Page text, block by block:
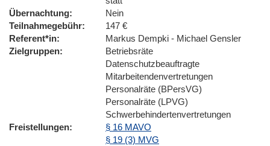
Übernachtung
Nein
Teilnahmegebühr
147 €
Referent*in
Markus Dempki - Michael Gensler
Zielgruppen
Betriebsräte
Datenschutzbeauftragte
Mitarbeitendenvertretungen
Personalräte (BPersVG)
Personalräte (LPVG)
Schwerbehindertenvertretungen
Freistellungen
§ 16 MAVO
§ 19 (3) MVG